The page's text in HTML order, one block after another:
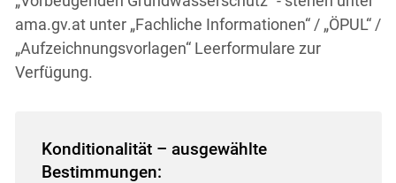
ama.gv.at unter „Fachliche Informationen“ / „ÖPUL“ /
„Aufzeichnungsvorlagen“ Leerformulare zur
Verfügung.
Konditionalität – ausgewählte
Bestimmungen: